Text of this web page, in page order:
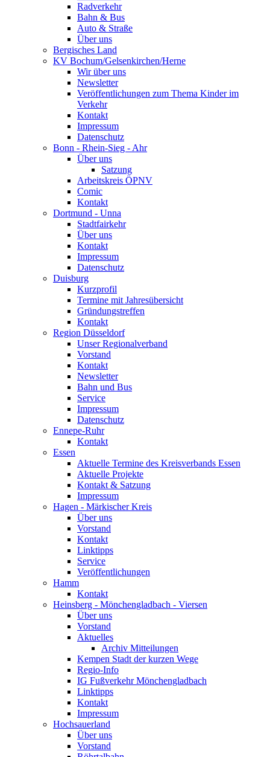
Radverkehr
Bahn & Bus
Auto & Straße
Über uns
Bergisches Land
KV Bochum/Gelsenkirchen/Herne
Wir über uns
Newsletter
Veröffentlichungen zum Thema Kinder im
Verkehr
Kontakt
Impressum
Datenschutz
Bonn - Rhein-Sieg - Ahr
Über uns
Satzung
Arbeitskreis ÖPNV
Comic
Kontakt
Dortmund - Unna
Stadtfairkehr
Über uns
Kontakt
Impressum
Datenschutz
Duisburg
Kurzprofil
Termine mit Jahresübersicht
Gründungstreffen
Kontakt
Region Düsseldorf
Unser Regionalverband
Vorstand
Kontakt
Newsletter
Bahn und Bus
Service
Impressum
Datenschutz
Ennepe-Ruhr
Kontakt
Essen
Aktuelle Termine des Kreisverbands Essen
Aktuelle Projekte
Kontakt & Satzung
Impressum
Hagen - Märkischer Kreis
Über uns
Vorstand
Kontakt
Linktipps
Service
Veröffentlichungen
Hamm
Kontakt
Heinsberg - Mönchengladbach - Viersen
Über uns
Vorstand
Aktuelles
Archiv Mitteilungen
Kempen Stadt der kurzen Wege
Regio-Info
IG Fußverkehr Mönchengladbach
Linktipps
Kontakt
Impressum
Hochsauerland
Über uns
Vorstand